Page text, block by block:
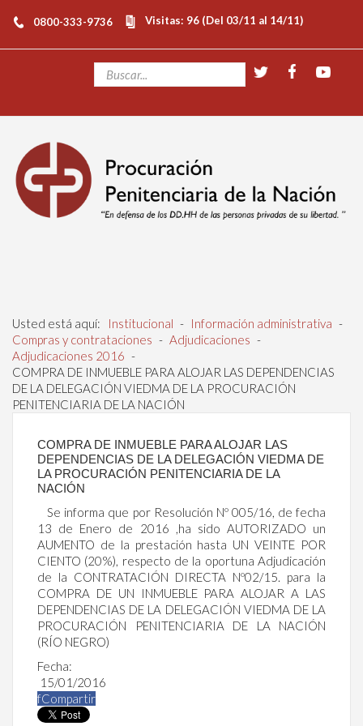
0800-333-9736 Visitas: 96 (Del 03/11 al 14/11)
Usted está aquí: Institucional - Información administrativa -
Compras y contrataciones - Adjudicaciones -
Adjudicaciones 2016 -
COMPRA DE INMUEBLE PARA ALOJAR LAS DEPENDENCIAS
DE LA DELEGACIÓN VIEDMA DE LA PROCURACIÓN
PENITENCIARIA DE LA NACIÓN
COMPRA DE INMUEBLE PARA ALOJAR LAS
DEPENDENCIAS DE LA DELEGACIÓN VIEDMA DE
LA PROCURACIÓN PENITENCIARIA DE LA
NACIÓN
Se informa que por Resolución Nº 005/16, de fecha
13 de Enero de 2016 ,ha sido AUTORIZADO un
AUMENTO de la prestación hasta UN VEINTE POR
CIENTO (20%), respecto de la oportuna Adjudicación
de la CONTRATACIÓN DIRECTA Nº02/15. para la
COMPRA DE UN INMUEBLE PARA ALOJAR A LAS
DEPENDENCIAS DE LA DELEGACIÓN VIEDMA DE LA
PROCURACIÓN PENITENCIARIA DE LA NACIÓN
(RÍO NEGRO)
Fecha:
15/01/2016
fCompartir